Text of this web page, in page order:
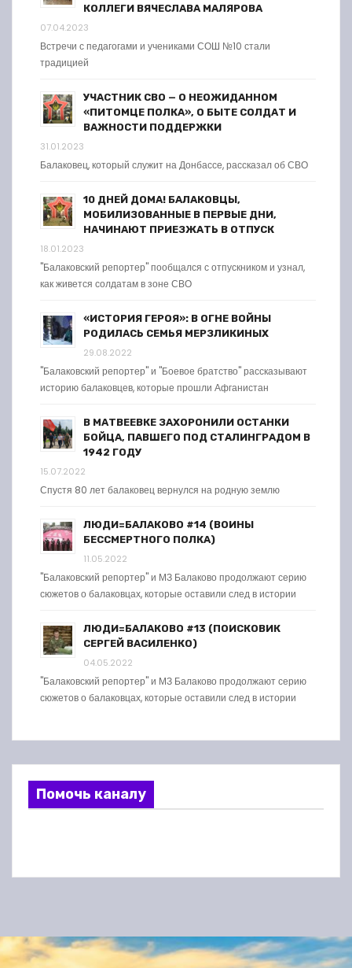
КОЛЛЕГИ ВЯЧЕСЛАВА МАЛЯРОВА
07.04.2023
Встречи с педагогами и учениками СОШ №10 стали
традицией
УЧАСТНИК СВО — О НЕОЖИДАННОМ
«ПИТОМЦЕ ПОЛКА», О БЫТЕ СОЛДАТ И
ВАЖНОСТИ ПОДДЕРЖКИ
31.01.2023
Балаковец, который служит на Донбассе, рассказал об СВО
10 ДНЕЙ ДОМА! БАЛАКОВЦЫ,
МОБИЛИЗОВАННЫЕ В ПЕРВЫЕ ДНИ,
НАЧИНАЮТ ПРИЕЗЖАТЬ В ОТПУСК
18.01.2023
"Балаковский репортер" пообщался с отпускником и узнал,
как живется солдатам в зоне СВО
«ИСТОРИЯ ГЕРОЯ»: В ОГНЕ ВОЙНЫ
РОДИЛАСЬ СЕМЬЯ МЕРЗЛИКИНЫХ
29.08.2022
"Балаковский репортер" и "Боевое братство" рассказывают
историю балаковцев, которые прошли Афганистан
В МАТВЕЕВКЕ ЗАХОРОНИЛИ ОСТАНКИ
БОЙЦА, ПАВШЕГО ПОД СТАЛИНГРАДОМ В
1942 ГОДУ
15.07.2022
Спустя 80 лет балаковец вернулся на родную землю
ЛЮДИ=БАЛАКОВО #14 (ВОИНЫ
БЕССМЕРТНОГО ПОЛКА)
11.05.2022
"Балаковский репортер" и МЗ Балаково продолжают серию
сюжетов о балаковцах, которые оставили след в истории
ЛЮДИ=БАЛАКОВО #13 (ПОИСКОВИК
СЕРГЕЙ ВАСИЛЕНКО)
04.05.2022
"Балаковский репортер" и МЗ Балаково продолжают серию
сюжетов о балаковцах, которые оставили след в истории
Помочь каналу